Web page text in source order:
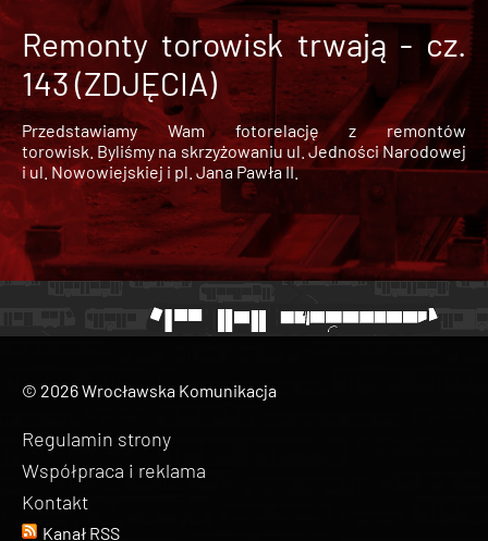
Remonty torowisk trwają - cz.
143 (ZDJĘCIA)
Przedstawiamy Wam fotorelację z remontów
torowisk. Byliśmy na skrzyżowaniu ul. Jedności Narodowej
i ul. Nowowiejskiej i pl. Jana Pawła II.
© 2026 Wrocławska Komunikacja
Regulamin strony
Współpraca i reklama
Kontakt
Kanał RSS